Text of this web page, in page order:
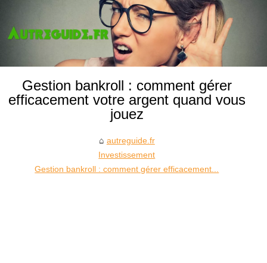
Gestion bankroll : comment gérer
efficacement votre argent quand vous
jouez
autreguide.fr
Investissement
Gestion bankroll : comment gérer efficacement...